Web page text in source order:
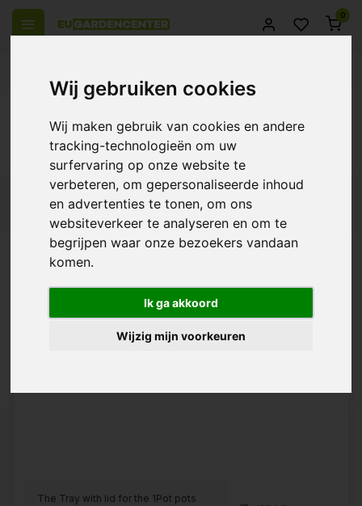
Wij gebruiken cookies
Wij maken gebruik van cookies en andere
tracking-technologieën om uw
surfervaring op onze website te
verbeteren, om gepersonaliseerde inhoud
en advertenties te tonen, om ons
websiteverkeer te analyseren en om te
begrijpen waar onze bezoekers vandaan
komen.
Ik ga akkoord
Wijzig mijn voorkeuren
0
Products tagged with AutoPot 1Pot Tray
with Lid
AutoPot 1Pot Tray with
Lid
€17,50
The Tray with lid for the 1Pot pots